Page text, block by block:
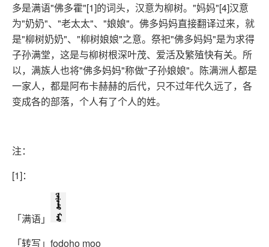
多是满语"佛多霍"[1]的词头，汉意为柳树。"妈妈"[4]汉意
为"奶奶"、"老太太"、"娘娘"。佛多妈妈直接翻译过来，就
是"柳树奶奶"、"柳树娘娘"之意。祭祀"佛多妈妈"是为求得
子孙满堂，这是与柳树根深叶茂、爱活及繁殖快有关。所
以，满族人也将"佛多妈妈"称做"子孙娘娘"。陈满洲人都是
一家人，都是阿布卡赫赫的后代，只不过年代久远了，各
变成各的部落，个人有了个人的姓。
注：
[1]：
「满语」 ᡶᠣᡩᠣᡥᠣ ᠮᠣᠣ
「转写」fodoho moo